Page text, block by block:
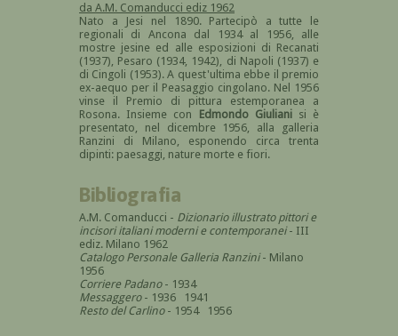
da A.M. Comanducci ediz 1962
Nato a Jesi nel 1890. Partecipò a tutte le
regionali di Ancona dal 1934 al 1956, alle
mostre jesine ed alle esposizioni di Recanati
(1937), Pesaro (1934, 1942), di Napoli (1937) e
di Cingoli (1953). A quest'ultima ebbe il premio
ex-aequo per il Peasaggio cingolano. Nel 1956
vinse il Premio di pittura estemporanea a
Rosona. Insieme con Edmondo Giulianisi è
presentato, nel dicembre 1956, alla galleria
Ranzini di Milano, esponendo circa trenta
dipinti: paesaggi, nature morte e fiori.
Bibliografia
A.M. Comanducci - Dizionario illustrato pittori e
incisori italiani moderni e contemporanei- III
ediz. Milano 1962
Catalogo Personale Galleria Ranzini- Milano
1956
Corriere Padano- 1934
Messaggero- 1936 1941
Resto del Carlino- 1954 1956